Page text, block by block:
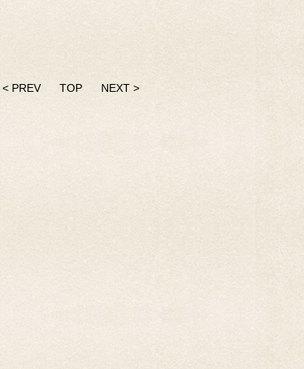
< PREV TOP NEXT >